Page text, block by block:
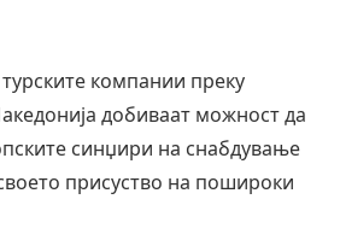
компании преку
добиваат можност да
синџири на снабдување
присуство на пошироки